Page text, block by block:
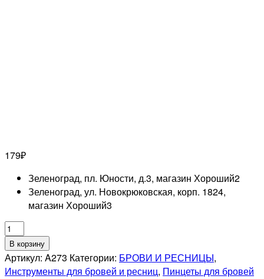
179₽
Зеленоград, пл. Юности, д.3, магазин Хороший2
Зеленоград, ул. Новокрюковская, корп. 1824,
магазин Хороший3
Количество
товара
MERTZ
A273
В корзину
Артикул: A273 Категории: БРОВИ И РЕСНИЦЫ,
Инструменты для бровей и ресниц, Пинцеты для бровей